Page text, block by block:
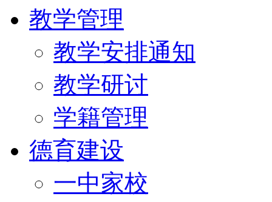
教学管理
教学安排通知
教学研讨
学籍管理
德育建设
一中家校